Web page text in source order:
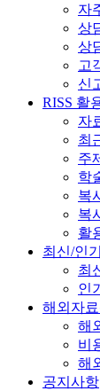
자
상
상
고
신
RISS 활
자
최
주
학
복
복
활
최신/인
최
인
해외자
해
비
해
공지사항